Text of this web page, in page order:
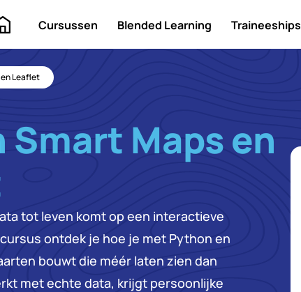
Cursussen Blended Learning Traineeships
Leaflet
Maps en
tot leven komt op een interactieve
ontdek je hoe je met Python en
bouwt die méér laten zien dan
met echte data, krijgt persoonlijke